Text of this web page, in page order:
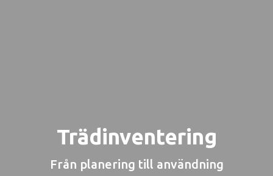
Trädinventering
Från planering till användning